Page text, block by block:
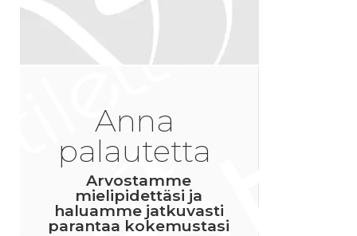
Anna
palautetta
Arvostamme
mielipidettäsi ja
haluamme jatkuvasti
parantaa kokemustasi